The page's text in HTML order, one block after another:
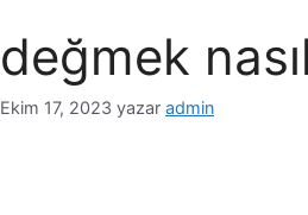
değmek
Ekim 17, 2023 yazar admin